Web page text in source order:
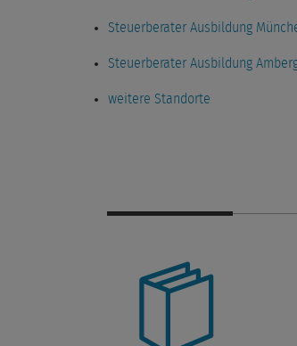
Steuerberater Ausbildung
Steuerberater Ausbildung
weitere Standorte